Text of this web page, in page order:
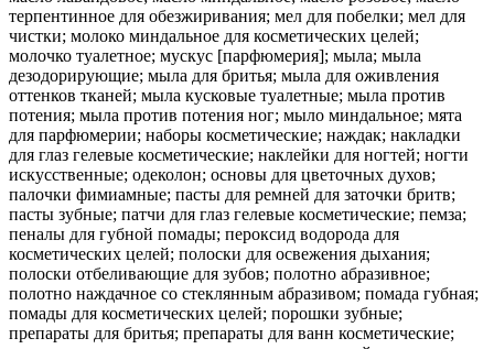
терпентинное для обезжиривания; мел для побелки; мел для
чистки; молоко миндальное для косметических целей;
молочко туалетное; мускус [парфюмерия]; мыла; мыла
дезодорирующие; мыла для бритья; мыла для оживления
оттенков тканей; мыла кусковые туалетные; мыла против
потения; мыла против потения ног; мыло миндальное; мята
для парфюмерии; наборы косметические; наждак; накладки
для глаз гелевые косметические; наклейки для ногтей; ногти
искусственные; одеколон; основы для цветочных духов;
палочки фимиамные; пасты для ремней для заточки бритв;
пасты зубные; патчи для глаз гелевые косметические; пемза;
пеналы для губной помады; пероксид водорода для
косметических целей; полоски для освежения дыхания;
полоски отбеливающие для зубов; полотно абразивное;
полотно наждачное со стеклянным абразивом; помада губная;
помады для косметических целей; порошки зубные;
препараты для бритья; препараты для ванн косметические;